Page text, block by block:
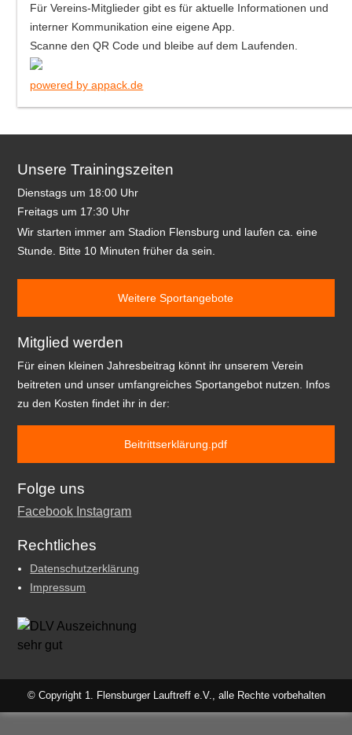
Für Vereins-Mitglieder gibt es für aktuelle Informationen und
interner Kommunikation eine eigene App.
Scanne den QR Code und bleibe auf dem Laufenden.
powered by appack.de
Unsere Trainingszeiten
Dienstags um 18:00 Uhr
Freitags um 17:30 Uhr
Wir starten immer am Stadion Flensburg und laufen ca. eine
Stunde. Bitte 10 Minuten früher da sein.
Weitere Sportangebote
Mitglied werden
Für einen kleinen Jahresbeitrag könnt ihr unserem Verein
beitreten und unser umfangreiches Sportangebot nutzen. Infos
zu den Kosten findet ihr in der:
Beitrittserklärung.pdf
Folge uns
Facebook Instagram
Rechtliches
Datenschutzerklärung
Impressum
© Copyright 1. Flensburger Lauftreff e.V., alle Rechte vorbehalten